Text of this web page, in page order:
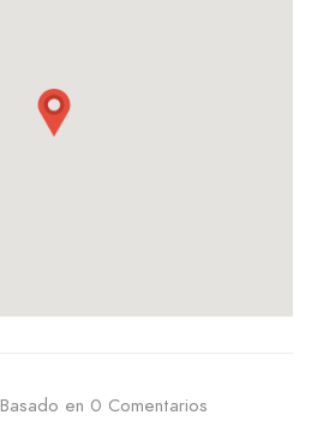
Basado en 0 Comentarios